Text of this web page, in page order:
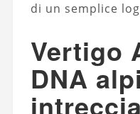
di un semplice
Vertigo
DNA